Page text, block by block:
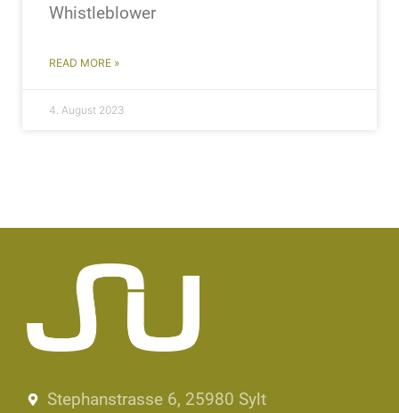
Whistleblower
READ MORE »
4. August 2023
Stephanstrasse 6, 25980 Sylt